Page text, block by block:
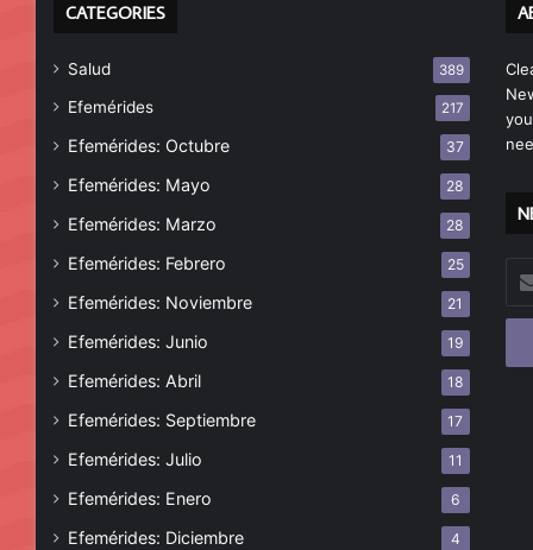
CATEGORIES
Salud 389
Efemérides 217
Efemérides: Octubre 37
Efemérides: Mayo 28
Efemérides: Marzo 28
Efemérides: Febrero 25
Efemérides: Noviembre 21
Efemérides: Junio 19
Efemérides: Abril 18
Efemérides: Septiembre 17
Efemérides: Julio 11
Efemérides: Enero 6
Efemérides: Diciembre 4
tu